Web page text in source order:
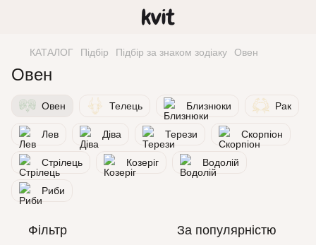
КАТАЛОГ Підбір Підбір за знаком зодіаку Овен
Овен
Овен Телець Близнюки Рак
Лев Діва Терези Скорпіон
Стрілець Козеріг Водолій
Риби
Фільтр За популярністю